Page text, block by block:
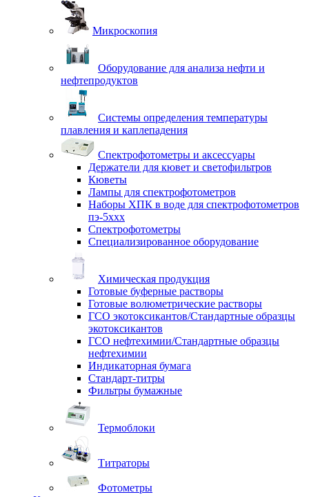
Микроскопия
Оборудование для анализа нефти и
нефтепродуктов
Системы определения температуры
плавления и каплепадения
Спектрофотометры и аксессуары
Держатели для кювет и светофильтров
Кюветы
Лампы для спектрофотометров
Наборы ХПК в воде для спектрофотометров
пэ-5ххх
Спектрофотометры
Специализированное оборудование
Химическая продукция
Готовые буферные растворы
Готовые волюметрические растворы
ГСО экотоксикантов/Стандартные образцы
экотоксикантов
ГСО нефтехимии/Стандартные образцы
нефтехимии
Индикаторная бумага
Стандарт-титры
Фильтры бумажные
Термоблоки
Титраторы
Фотометры